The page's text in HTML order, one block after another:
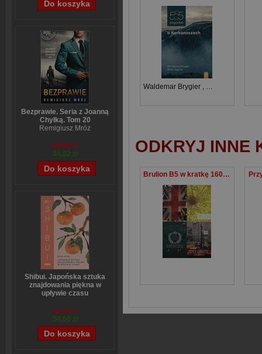
Bezprawie. Seria z Joanną
Chyłką. Tom 20
Remigiusz Mróz
57,60 zł
44,02 zł
Shibui. Japońska sztuka
znajdowania piękna w
upływie czasu
64,13 zł
54,66 zł
Waldemar Brygier
ODKRYJ INNE
Brulion B5 w kratkę 160 kartek 5 sztuk mix